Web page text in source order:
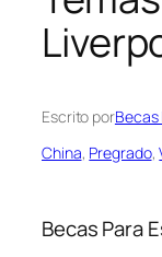
Escrito porBecas
China, Pregrado,
Becas Para